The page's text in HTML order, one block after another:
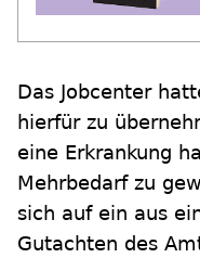
Das Jobcenter
hierfür zu
eine Erkrankung
Mehrbedarf zu
sich auf ein aus
Gutachten des